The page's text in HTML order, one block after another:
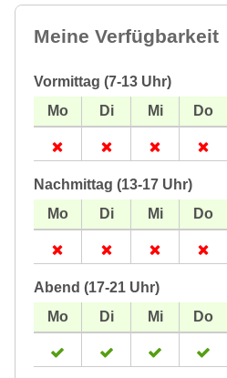
Meine Verfügbarkeit
Vormittag (7-13 Uhr)
Nachmittag (13-17 Uhr)
Abend (17-21 Uhr)